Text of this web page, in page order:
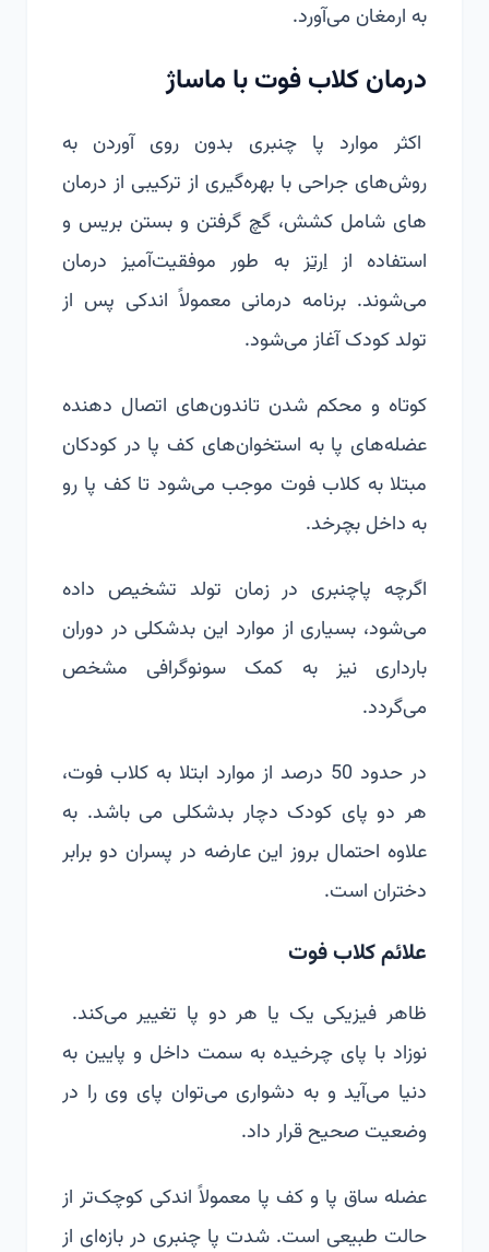
به ارمغان می‌آورد.
درمان کلاب فوت با ماساژ
اکثر موارد پا چنبری بدون روی آوردن به
روش‌های جراحی با بهره‌گیری از ترکیبی از درمان
های شامل کشش، گچ‌ گرفتن و بستن بریس و
استفاده ازارتز به طور موفقیت‌آمیز درمان
می‌شوند. برنامه درمانی معمولاً اندکی پس از
تولد کودک آغاز می‌شود.
کوتاه و محکم شدن تاندون‌های اتصال دهنده
عضله‌های پا به استخوان‌های کف پا در کودکان
مبتلا به کلاب فوت موجب می‌شود تا کف پا رو
به داخل بچرخد.
اگرچه پاچنبری در زمان تولد تشخیص داده
می‌شود، بسیاری از موارد این بدشکلی در دوران
بارداری نیز به کمک سونوگرافی مشخص
می‌گردد.
در حدود 50 درصد از موارد ابتلا به کلاب فوت،
هر دو پای کودک دچار بدشکلی می باشد. به
علاوه احتمال بروز این عارضه در پسران دو برابر
دختران است.
علائم کلاب فوت
ظاهر فیزیکی یک یا هر دو پا تغییر می‌کند.
نوزاد با پای چرخیده به سمت داخل و پایین به
دنیا می‌آید و به دشواری می‌توان پای وی را در
وضعیت صحیح قرار داد.
عضله ساق پا و کف پا معمولاً اندکی کوچک‌تر از
حالت طبیعی است. شدت پا چنبری در بازه‌ای از